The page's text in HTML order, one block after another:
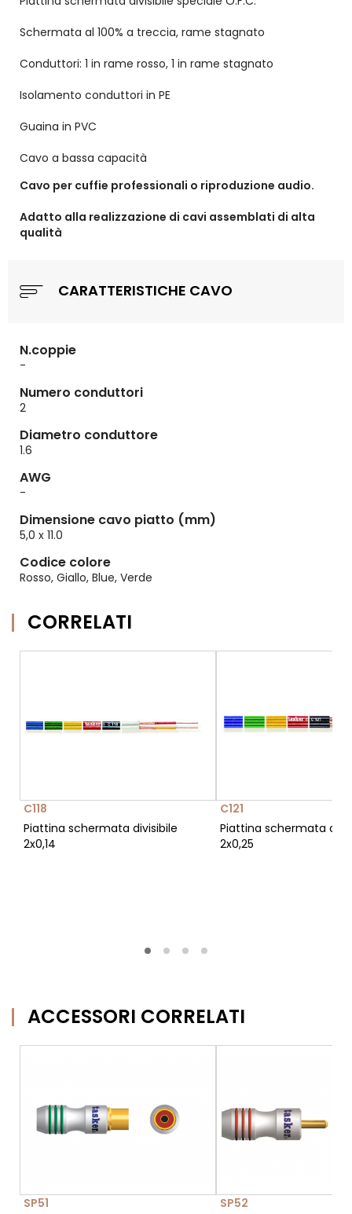
Schermata al 100% a treccia, rame stagnato
Conduttori: 1 in rame rosso, 1 in rame stagnato
Isolamento conduttori in PE
Guaina in PVC
Cavo a bassa capacità
Cavo per cuffie professionali o riproduzione audio.
Adatto alla realizzazione di cavi assemblati di alta
qualità
CARATTERISTICHE CAVO
N.coppie
-
Numero conduttori
2
Diametro conduttore
1.6
AWG
-
Dimensione cavo piatto (mm)
5,0 x 11.0
Codice colore
Rosso, Giallo, Blue, Verde
CORRELATI
C118
Piattina schermata divisibile
2x0,14
C121
Piattina schermata
2x0,25
ACCESSORI CORRELATI
SP51
SP52